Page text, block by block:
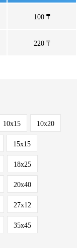
100 ₸
220 ₸
10x15 10x20
15x15
18x25
20x40
27x12
35x45